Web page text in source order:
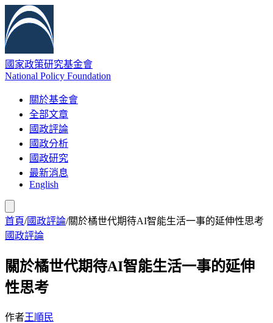
國家政策研究基金會
National Policy Foundation
關於基金會
全部文章
國政評論
國政分析
國政研究
最新消息
English
首頁/國政評論/關於橘世代期待AI智能生活一事的延伸性思考
國政評論
關於橘世代期待AI智能生活一事的延伸
性思考
作者王順民